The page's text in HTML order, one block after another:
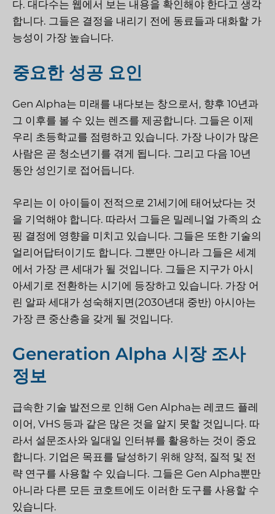
다. 대다수는 웹에서 보는 내용을 확인해야 한다고 생각
합니다. 그들은 결정을 내리기 전에 동료들과 대화할 가
능성이 가장 높습니다.
중요한 성공 요인
Gen Alpha는 미래를 내다보는 창으로서, 향후 10년과
그 이후를 볼 수 있는 렌즈를 제공합니다. 그들은 이제
우리 초등학교를 점령하고 있습니다. 가장 나이가 많은
사람은 곧 청소년기를 겪게 됩니다. 그리고 다음 10년
동안 성인기로 접어듭니다.
우리는 이 아이들이 전적으로 21세기에 태어났다는 것
을 기억해야 합니다. 따라서 그들은 밀레니얼 가족의 쇼
핑 결정에 영향을 미치고 있습니다. 그들은 또한 기술의
얼리어답터이기도 합니다. 그뿐만 아니라 그들은 세계
에서 가장 큰 세대가 될 것입니다. 그들은 지구가 아시
아세기로 전환하는 시기에 등장하고 있습니다. 가장 어
린 알파 세대가 성숙해지면(2030년대 중반) 아시아는
가장 큰 중산층을 갖게 될 것입니다.
Generation Alpha 시장 조사
정보
급속한 기술 발전으로 인해 Gen Alpha는 레코드 플레
이어, VHS 등과 같은 많은 것을 알지 못할 것입니다. 따
라서 설문조사와 일대일 인터뷰를 활용하는 것이 중요
합니다. 기업은 목표를 달성하기 위해 양적, 질적 및 전
략 연구를 사용할 수 있습니다. 그들은 Gen Alpha뿐만
아니라 다른 모든 코호트에도 이러한 도구를 사용할 수
있습니다.